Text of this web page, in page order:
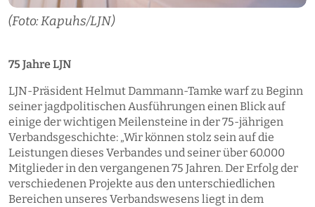
(Foto: Kapuhs/LJN)
75 Jahre LJN
LJN-Präsident Helmut Dammann-Tamke warf zu Beginn
seiner jagdpolitischen Ausführungen einen Blick auf
einige der wichtigen Meilensteine in der 75-jährigen
Verbandsgeschichte: „Wir können stolz sein auf die
Leistungen dieses Verbandes und seiner über 60.000
Mitglieder in den vergangenen 75 Jahren. Der Erfolg der
verschiedenen Projekte aus den unterschiedlichen
Bereichen unseres Verbandswesens liegt in dem